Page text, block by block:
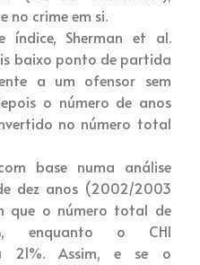
no crime em si.
índice, Sherman et al.
baixo ponto de partida
a um ofensor sem
o número de anos
no número total
base numa análise
dez anos (2002/2003
que o número total de
enquanto o CHI
21%. Assim, e se o